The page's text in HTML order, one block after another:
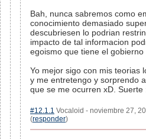
Bah, nunca sabremos como
conocimiento demasiado
descubriesen lo podrian
impacto de tal informacion
egoismo que tiene el gobierno
Yo mejor sigo con mis teorias
y me entretengo y sorprendo
que se me ocurren xD. Suerte
#12.1.1 Vocaloid - noviembre 27,
(responder)